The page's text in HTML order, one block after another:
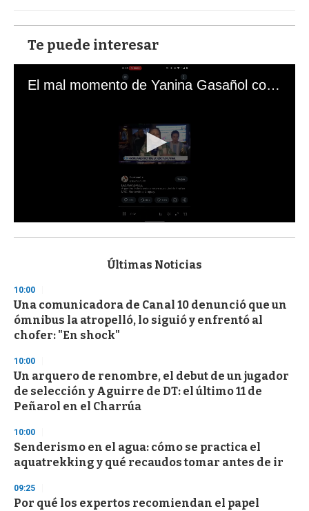
Te puede interesar
El mal momento de Yanina Gasañol con un hincha argentino en "Subrayado"
s
d
s
o
f
3
s
e
c
o
n
s
Últimas Noticias
10:00
Una comunicadora de Canal 10 denunció que un
ómnibus la atropelló, lo siguió y enfrentó al
chofer: "En shock"
10:00
Un arquero de renombre, el debut de un jugador
de selección y Aguirre de DT: el último 11 de
Peñarol en el Charrúa
10:00
Senderismo en el agua: cómo se practica el
aquatrekking y qué recaudos tomar antes de ir
09:25
Por qué los expertos recomiendan el papel